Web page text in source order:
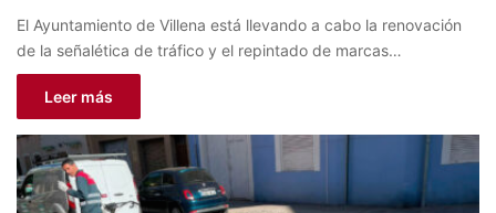
El Ayuntamiento de Villena está llevando a cabo la renovación
de la señalética de tráfico y el repintado de marcas…
Leer más